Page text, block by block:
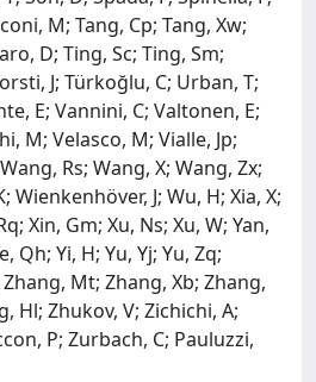
M; Tang, Cp; Tang, Xw;
D; Ting, Sc; Ting, Sm;
J; Türkoğlu, C; Urban, T;
E; Vannini, C; Valtonen, E;
M; Velasco, M; Vialle, Jp;
Rs; Wang, X; Wang, Zx;
Wienkenhöver, J; Wu, H; Xia, X;
Xin, Gm; Xu, Ns; Xu, W; Yan,
Qh; Yi, H; Yu, Yj; Yu, Zq;
Zhang, Mt; Zhang, Xb; Zhang,
Hl; Zhukov, V; Zichichi, A;
P; Zurbach, C; Pauluzzi,